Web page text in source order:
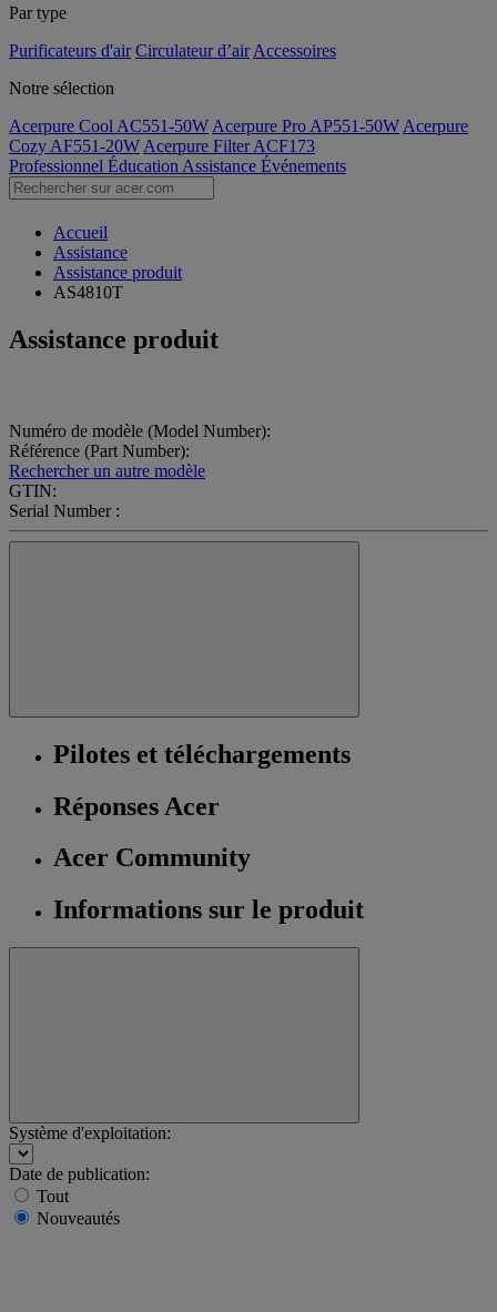
Par type
Purificateurs d'air Circulateur d’air Accessoires
Notre sélection
Acerpure Cool AC551-50W Acerpure Pro AP551-50W Acerpure
Cozy AF551-20W Acerpure Filter ACF173
Professionnel Éducation Assistance Événements
Accueil
Assistance
Assistance produit
AS4810T
Assistance produit
Numéro de modèle (Model Number):
Référence (Part Number):
Rechercher un autre modèle
GTIN:
Serial Number :
Pilotes et téléchargements
Réponses Acer
Acer Community
Informations sur le produit
Système d'exploitation:
Date de publication:
Tout
Nouveautés